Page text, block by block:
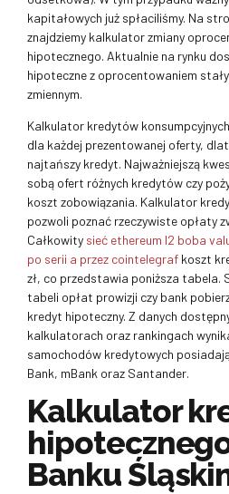
kapitałowych już spłaciliśmy. Na
znajdziemy kalkulator zmiany
hipotecznego. Aktualnie na rynku
hipoteczne z oprocentowaniem
zmiennym.
Kalkulator kredytów
dla każdej prezentowanej oferty,
najtańszy kredyt. Najważniejszą
sobą ofert różnych kredytów czy
koszt zobowiązania. Kalkulator
pozwoli poznać rzeczywiste opłaty
Całkowity sieć ethereum l2 boba
po serii a przez cointelegraf koszt
zł, co przedstawia poniższa tabela.
tabeli opłat prowizji czy bank
kredyt hipoteczny. Z danych
kalkulatorach oraz rankingach
samochodów kredytowych
Bank, mBank oraz Santander.
Kalkulator
Banku